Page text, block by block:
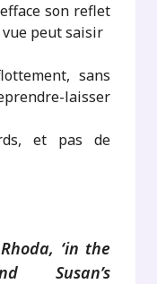
son reflet
peut saisir
sans
laisser
et pas de
‘in the
Susan’s